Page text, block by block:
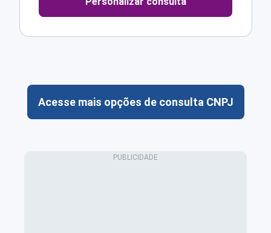
Acesse mais opções de consulta CNPJ